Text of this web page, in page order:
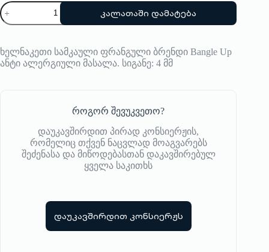
რაოდენობა:
სამაჯური
Bangle
კალათაში დამატება
ხელნაკეთი სამკაული ფრანგული ბრენდი Bangle Up
ანტი ალერგიული მასალა. სიგანე: 4 მმ
როგორ შევუკვეთო?
დაუკავშირდით პირად კონსიერჟის,
რომელიც თქვენ ნაცვლად მოაგვარებს
შეძენასა და მიწოდებასთან დაკავშირებულ
ყველა საკითხს
დაუკავშირდით კონსიერჟს